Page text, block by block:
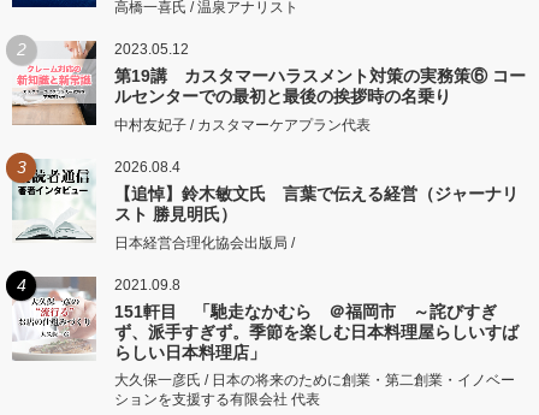
高橋一喜氏 / 温泉アナリスト
2 2023.05.12
第19講 カスタマーハラスメント対策の実務策⑥ コー
ルセンターでの最初と最後の挨拶時の名乗り
中村友妃子 / カスタマーケアプラン代表
3 2026.08.4
【追悼】鈴木敏文氏 言葉で伝える経営（ジャーナリ
スト 勝見明氏）
日本経営合理化協会出版局 /
4 2021.09.8
151軒目 「馳走なかむら ＠福岡市 ～詫びすぎ
ず、派手すぎず。季節を楽しむ日本料理屋らしいすば
らしい日本料理店」
大久保一彦氏 / 日本の将来のために創業・第二創業・イノベー
ションを支援する有限会社 代表